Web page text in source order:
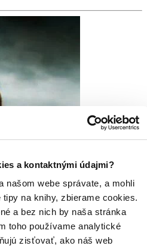
a kontaktnými údajmi?
našom webe správate, a mohli
na knihy, zbierame cookies.
a bez nich by naša stránka
toho používame analytické
zisťovať, ako náš web